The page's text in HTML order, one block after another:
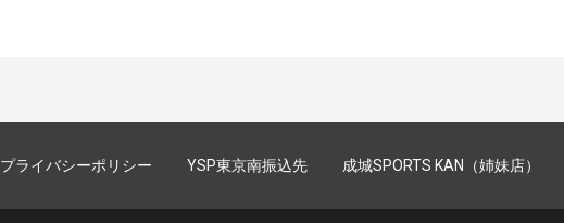
プライバシーポリシー YSP東京南振込先 成城SPORTS KAN（姉妹店）